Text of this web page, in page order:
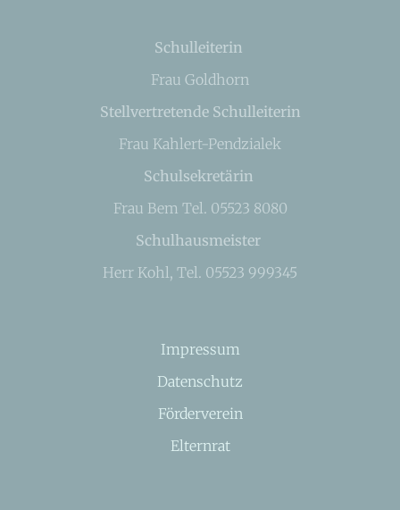
Schulleiterin
Frau Goldhorn
Stellvertretende Schulleiterin
Frau Kahlert-Pendzialek
Schulsekretärin
Frau Bem Tel. 05523 8080
Schulhausmeister
Herr Kohl, Tel. 05523 999345
Impressum
Datenschutz
Förderverein
Elternrat